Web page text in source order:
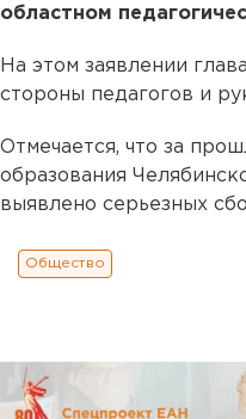
областном
На этом заявлении
стороны педагогов и
Отмечается, что за
образования
выявлено серьезных
Общество